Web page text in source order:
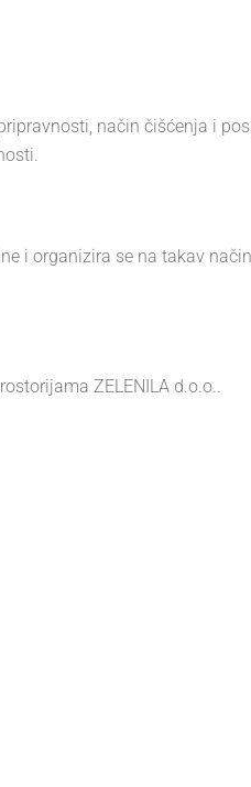
način čišćenja i
i organizira se na takav
ZELENILA d.o.o..